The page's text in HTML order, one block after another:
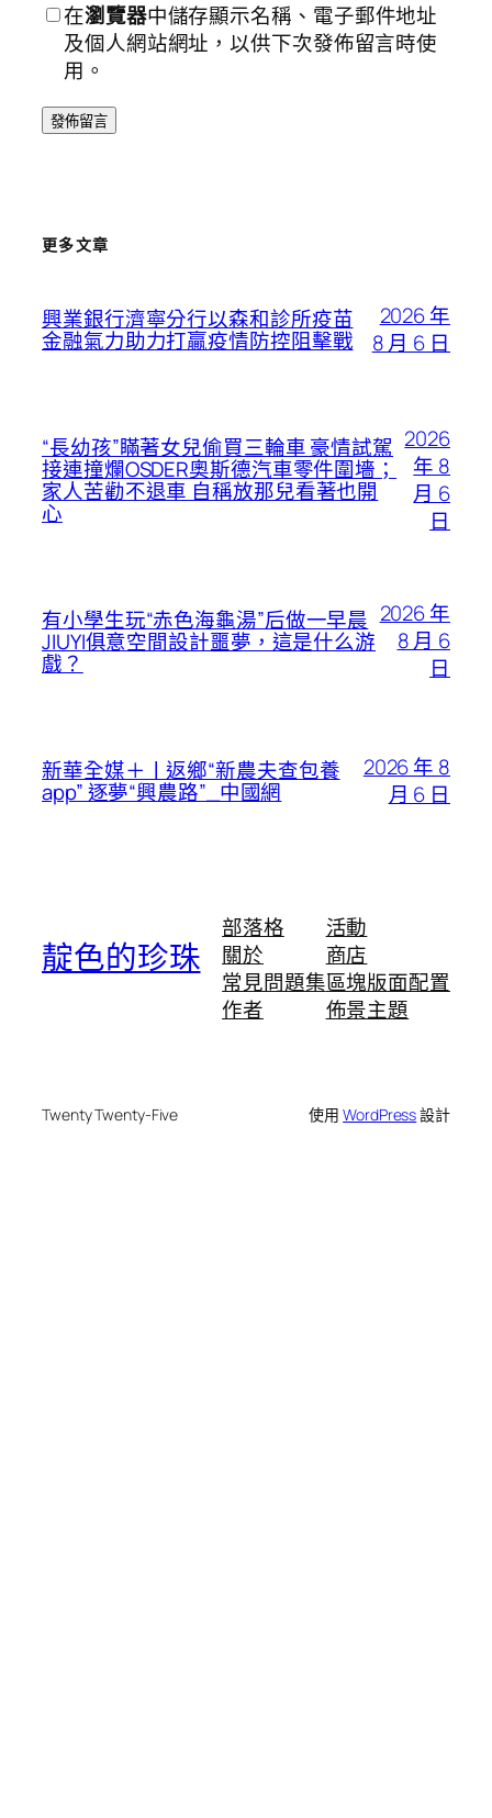
在瀏覽器中儲存顯示名稱、電子郵件地址
及個人網站網址，以供下次發佈留言時使
用。
更多文章
興業銀行濟寧分行以森和診所疫苗
金融氣力助力打贏疫情防控阻擊戰
2026 年
8 月 6 日
“長幼孩”瞞著女兒偷買三輪車 豪情試駕
接連撞爛OSDER奧斯德汽車零件圍墻；
家人苦勸不退車 自稱放那兒看著也開
心
2026
年 8
月 6
日
有小學生玩“赤色海龜湯”后做一早晨
JIUYI俱意空間設計噩夢，這是什么游
戲？
2026 年
8 月 6
日
新華全媒＋丨返鄉“新農夫查包養
app” 逐夢“興農路”_中國網
2026 年 8
月 6 日
靛色的珍珠
部落格
關於
常見問題集
作者
活動
商店
區塊版面配置
佈景主題
Twenty Twenty-Five 使用WordPress設計